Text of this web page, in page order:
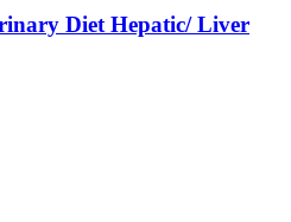
Diet Hepatic/ Liver